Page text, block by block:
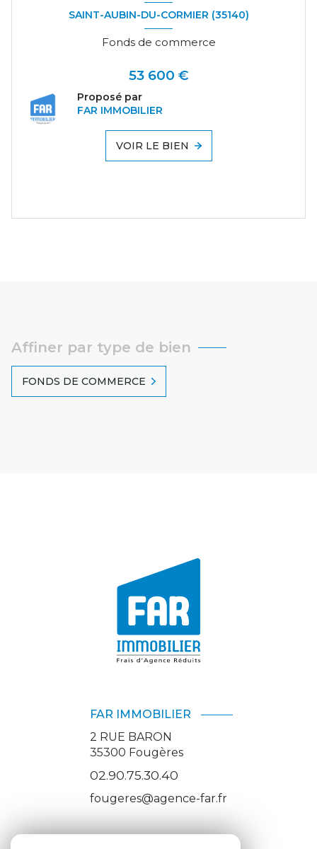
SAINT-AUBIN-DU-CORMIER (35140)
Fonds de commerce
53 600 €
Proposé par
FAR IMMOBILIER
VOIR LE BIEN
Affiner par type de bien
FONDS DE COMMERCE
FAR IMMOBILIER
2 RUE BARON
35300 Fougères
02.90.75.30.40
fougeres@agence-far.fr